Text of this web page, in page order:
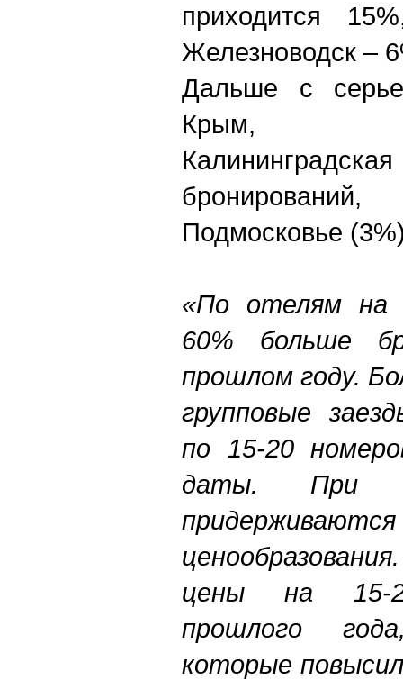
приходится
Железноводск –
Дальше с
Крым,
Подмосковье
«По отелям на
60% больше
прошлом году.
групповые
по 15-20
даты. При
цены на 15-
прошлого
которые